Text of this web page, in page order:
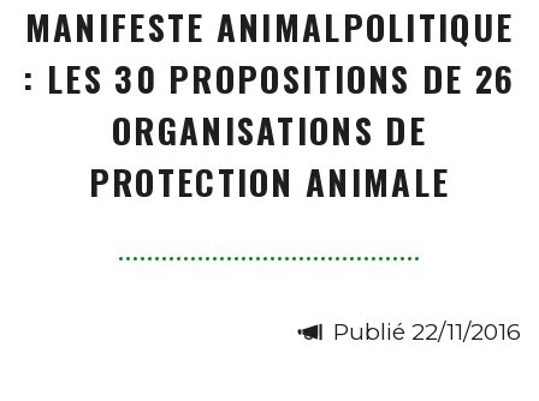
MANIFESTE ANIMALPOLITIQUE
: LES 30 PROPOSITIONS DE 26
ORGANISATIONS DE
PROTECTION ANIMALE
Publié 22/11/2016